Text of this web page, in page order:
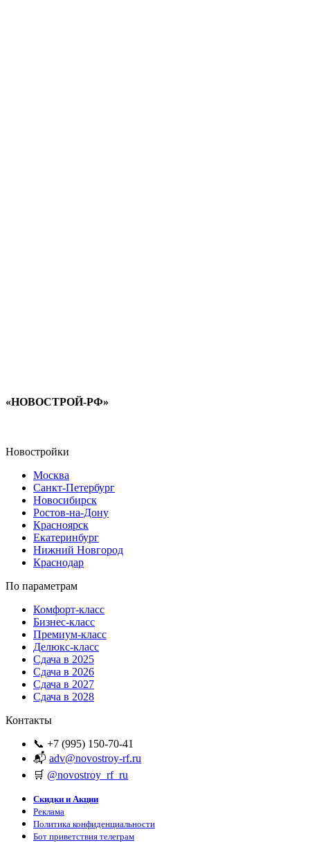
«НОВОСТРОЙ-РФ»
Новостройки
Москва
Санкт-Петербург
Новосибирск
Ростов-на-Дону
Красноярск
Екатеринбург
Нижний Новгород
Краснодар
По параметрам
Комфорт-класс
Бизнес-класс
Премиум-класс
Делюкс-класс
Сдача в 2025
Сдача в 2026
Сдача в 2027
Сдача в 2028
Контакты
📞 +7 (995) 150-70-41
📬 adv@novostroy-rf.ru
🛒 @novostroy_rf_ru
Скидки и Акции
Реклама
Политика конфиденциальности
Бот приветствия телеграм